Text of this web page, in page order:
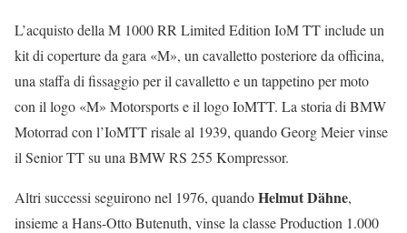
L’acquisto della M 1000 RR Limited Edition IoM TT include un
kit di coperture da gara «M», un cavalletto posteriore da officina,
una staffa di fissaggio per il cavalletto e un tappetino per moto
con il logo «M» Motorsports e il logo IoMTT. La storia di BMW
Motorrad con l’IoMTT risale al 1939, quando Georg Meier vinse
il Senior TT su una BMW RS 255 Kompressor.
Altri successi seguirono nel 1976, quandoHelmut Dähne,
insieme a Hans-Otto Butenuth, vinse la classe Production 1.000